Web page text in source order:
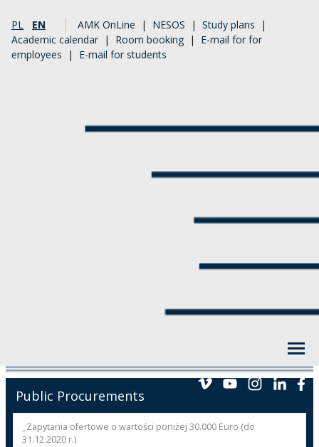
PL EN AMK OnLine | NESOS | Study plans |
Academic calendar | Room booking | E-mail for for
employees | E-mail for students
Public Procurements
_Zapytania ofertowe o wartości poniżej 30.000 Euro (do
31.12.2020 r.)